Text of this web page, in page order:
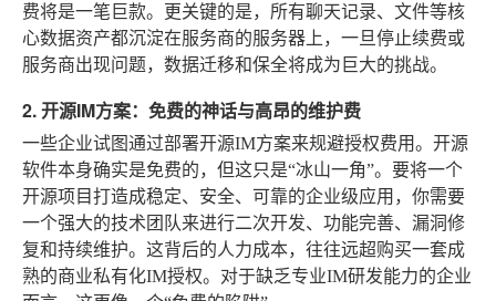
费将是一笔巨款。更关键的是，所有聊天记录、文件等核
心数据资产都沉淀在服务商的服务器上，一旦停止续费或
服务商出现问题，数据迁移和保全将成为巨大的挑战。
2. 开源IM方案：免费的神话与高昂的维护费
一些企业试图通过部署开源IM方案来规避授权费用。开源
软件本身确实是免费的，但这只是“冰山一角”。要将一个
开源项目打造成稳定、安全、可靠的企业级应用，你需要
一个强大的技术团队来进行二次开发、功能完善、漏洞修
复和持续维护。这背后的人力成本，往往远超购买一套成
熟的商业私有化IM授权。对于缺乏专业IM研发能力的企业